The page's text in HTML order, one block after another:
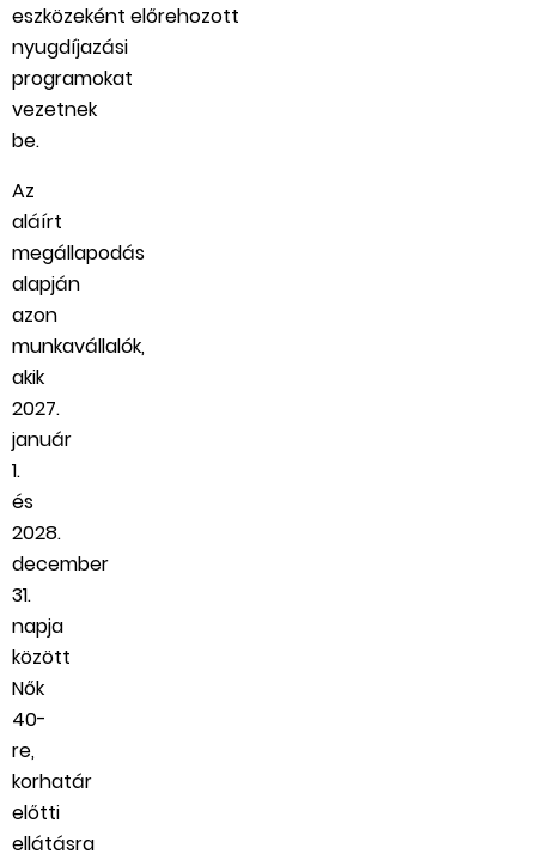
eszközeként előrehozott
nyugdíjazási
programokat
vezetnek
be.
Az
aláírt
megállapodás
alapján
azon
munkavállalók,
akik
2027.
január
1.
és
2028.
december
31.
napja
között
Nők
40-
re,
korhatár
előtti
ellátásra